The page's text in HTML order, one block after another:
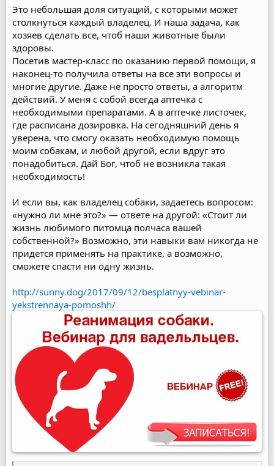
Это небольшая доля ситуаций, с которыми может
столкнуться каждый владелец. И наша задача, как
хозяев сделать все, чтоб наши животные были
здоровы.
Посетив мастер-класс по оказанию первой помощи, я
наконец-то получила ответы на все эти вопросы и
многие другие. Даже не просто ответы, а алгоритм
действий. У меня с собой всегда аптечка с
необходимыми препаратами. А в аптечке листочек,
где расписана дозировка. На сегодняшний день я
уверена, что смогу оказать необходимую помощь
моим собакам, и любой другой, если вдруг это
понадобиться. Дай Бог, чтоб не возникла такая
необходимость!
И если вы, как владелец собаки, задаетесь вопросом:
«нужно ли мне это?» — ответе на другой: «Стоит ли
жизнь любимого питомца полчаса вашей
собственной?» Возможно, эти навыки вам никогда не
придется применять на практике, а возможно,
сможете спасти ни одну жизнь.
http://sunny.dog/2017/09/12/besplatnyy-vebinar-
yekstrennaya-pomoshh/